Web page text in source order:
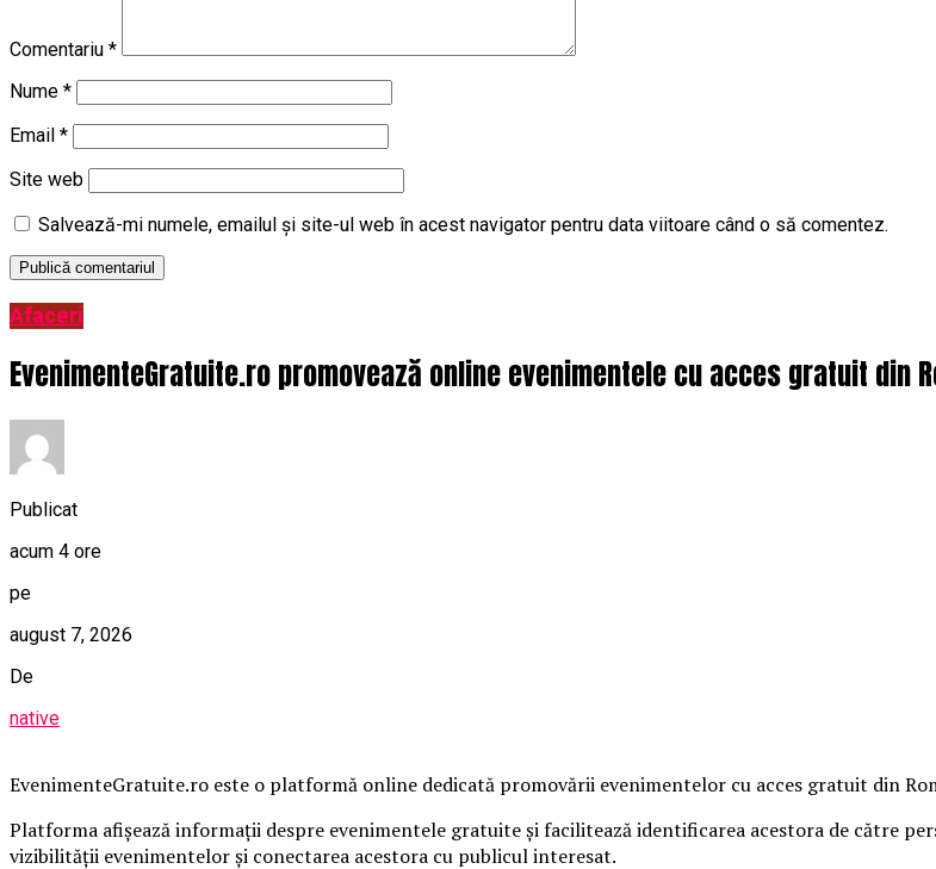
Comentariu *
Nume *
Email *
Site web
Salvează-mi numele, emailul și site-ul web în acest navigator pentru data viitoare când o să comentez.
Afaceri
EvenimenteGratuite.ro promovează online evenimentele cu acces gratuit din
Publicat
acum 4 ore
pe
august 7, 2026
De
native
EvenimenteGratuite.ro este o platformă online dedicată promovării evenimentelor cu acces gratuit din
Platforma afișează informații despre evenimentele gratuite și facilitează identificarea acestora de către
vizibilității evenimentelor și conectarea acestora cu publicul interesat.